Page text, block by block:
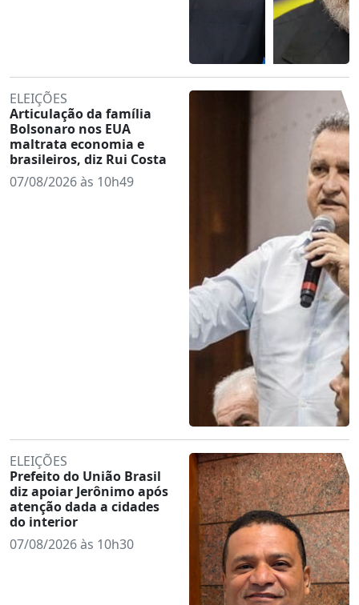
ELEIÇÕES
Articulação da família
Bolsonaro nos EUA
maltrata economia e
brasileiros, diz Rui Costa
07/08/2026 às 10h49
ELEIÇÕES
Prefeito do União Brasil
diz apoiar Jerônimo após
atenção dada a cidades
do interior
07/08/2026 às 10h30